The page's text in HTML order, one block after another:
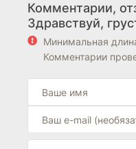
Комментарии,
Здравствуй,
Минимальная
Комментарии